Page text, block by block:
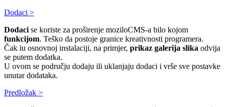
Dodaci >
Dodaci se koriste za proširenje moziloCMS-a bilo kojom
funkcijom. Teško da postoje granice kreativnosti programera.
Čak iu osnovnoj instalaciji, na primjer, prikaz galerija slika odvija
se putem dodatka.
U ovom se području dodaju ili uklanjaju dodaci i vrše sve postavke
unutar dodataka.
Predložak >